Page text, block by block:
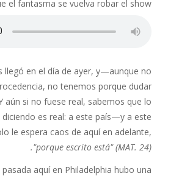
el fantasma se vuelva robar el show.
llegó en el día de ayer, y—aunque no
no tenemos porque dudar
aún si no fuese real, sabemos que lo
diciendo es real: a este país—y a este
le espera caos de aquí en adelante,
"porque escrito está" (MAT. 24).
aquí en Philadelphia hubo una